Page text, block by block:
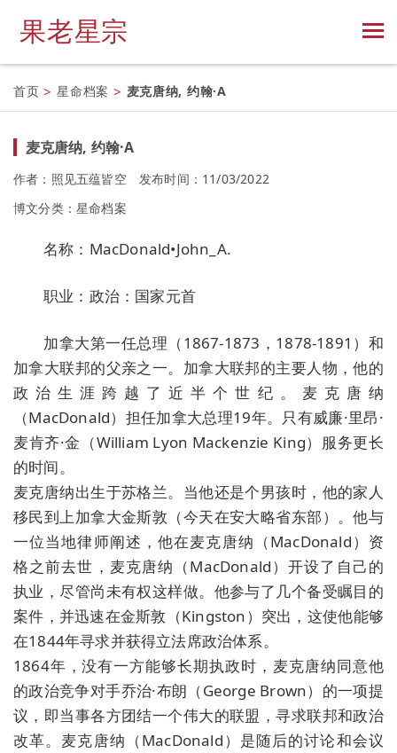
果老星宗
首页 > 星命档案 > 麦克唐纳, 约翰·A
麦克唐纳, 约翰·A
作者：照见五蕴皆空
发布时间：11/03/2022
博文分类： 星命档案
名称：MacDonald•John_A.
职业：政治：国家元首
加拿大第一任总理（1867-1873，1878-1891）和
加拿大联邦的父亲之一。加拿大联邦的主要人物，他的
政治生涯跨越了近半个世纪。麦克唐纳
（MacDonald）担任加拿大总理19年。只有威廉·里昂·
麦肯齐·金（William Lyon Mackenzie King）服务更长
的时间。
麦克唐纳出生于苏格兰。当他还是个男孩时，他的家人
移民到上加拿大金斯敦（今天在安大略省东部）。他与
一位当地律师阐述，他在麦克唐纳（MacDonald）资
格之前去世，麦克唐纳（MacDonald）开设了自己的
执业，尽管尚未有权这样做。他参与了几个备受瞩目的
案件，并迅速在金斯敦（Kingston）突出，这使他能够
在1844年寻求并获得立法席政治体系。
1864年，没有一方能够长期执政时，麦克唐纳同意他
的政治竞争对手乔治·布朗（George Brown）的一项提
议，即当事各方团结一个伟大的联盟，寻求联邦和政治
改革。麦克唐纳（MacDonald）是随后的讨论和会议